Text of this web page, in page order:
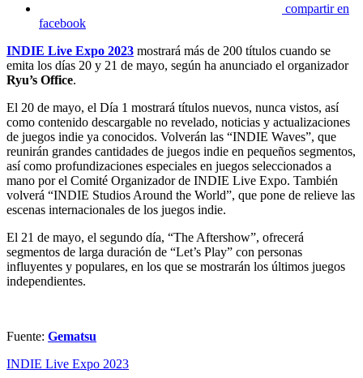
compartir en
facebook
INDIE Live Expo 2023 mostrará más de 200 títulos cuando se
emita los días 20 y 21 de mayo, según ha anunciado el organizador
Ryu’s Office.
El 20 de mayo, el Día 1 mostrará títulos nuevos, nunca vistos, así
como contenido descargable no revelado, noticias y actualizaciones
de juegos indie ya conocidos. Volverán las “INDIE Waves”, que
reunirán grandes cantidades de juegos indie en pequeños segmentos,
así como profundizaciones especiales en juegos seleccionados a
mano por el Comité Organizador de INDIE Live Expo. También
volverá “INDIE Studios Around the World”, que pone de relieve las
escenas internacionales de los juegos indie.
El 21 de mayo, el segundo día, “The Aftershow”, ofrecerá
segmentos de larga duración de “Let’s Play” con personas
influyentes y populares, en los que se mostrarán los últimos juegos
independientes.
Fuente: Gematsu
INDIE Live Expo 2023